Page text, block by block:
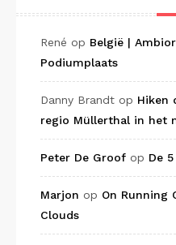
René op België |
Podiumplaats
Danny Brandt op Hiken
regio Müllerthal in het
Peter De Groof op De
Marjon op On Running
Clouds